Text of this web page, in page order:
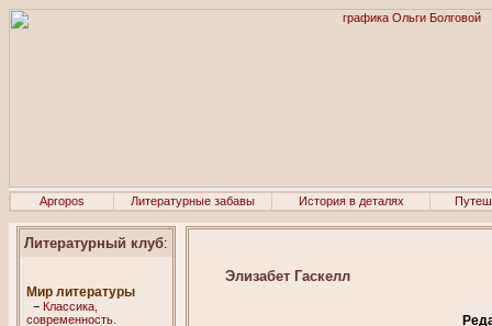
Apropos Литературные забавы История в деталях
Литературный клуб:
Мир литературы
− Классика,
современность.
Элизабет Гаскелл